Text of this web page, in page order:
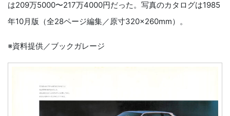
は209万5000〜217万4000円だった。写真のカタログは1985
年10月版（全28ページ編集／原寸320×260mm）。
※資料提供／ブックガレージ